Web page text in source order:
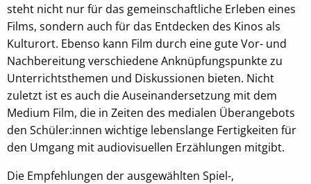
steht nicht nur für das gemeinschaftliche Erleben eines
Films, sondern auch für das Entdecken des Kinos als
Kulturort. Ebenso kann Film durch eine gute Vor- und
Nachbereitung verschiedene Anknüpfungspunkte zu
Unterrichtsthemen und Diskussionen bieten. Nicht
zuletzt ist es auch die Auseinandersetzung mit dem
Medium Film, die in Zeiten des medialen Überangebots
den Schüler:innen wichtige lebenslange Fertigkeiten für
den Umgang mit audiovisuellen Erzählungen mitgibt.
Die Empfehlungen der ausgewählten Spiel-,